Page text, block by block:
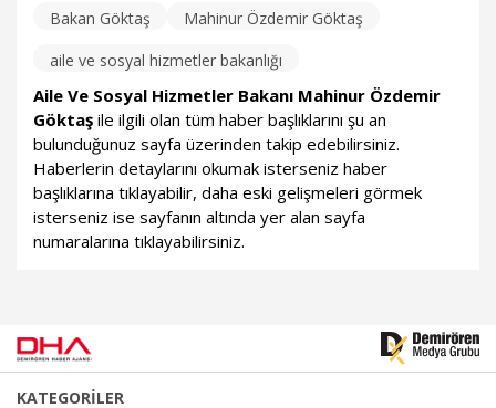
Bakan Göktaş
Mahinur Özdemir Göktaş
aile ve sosyal hizmetler bakanlığı
Aile Ve Sosyal Hizmetler Bakanı Mahinur Özdemir
Göktaş ile ilgili olan tüm haber başlıklarını şu an
bulunduğunuz sayfa üzerinden takip edebilirsiniz.
Haberlerin detaylarını okumak isterseniz haber
başlıklarına tıklayabilir, daha eski gelişmeleri görmek
isterseniz ise sayfanın altında yer alan sayfa
numaralarına tıklayabilirsiniz.
KATEGORİLER